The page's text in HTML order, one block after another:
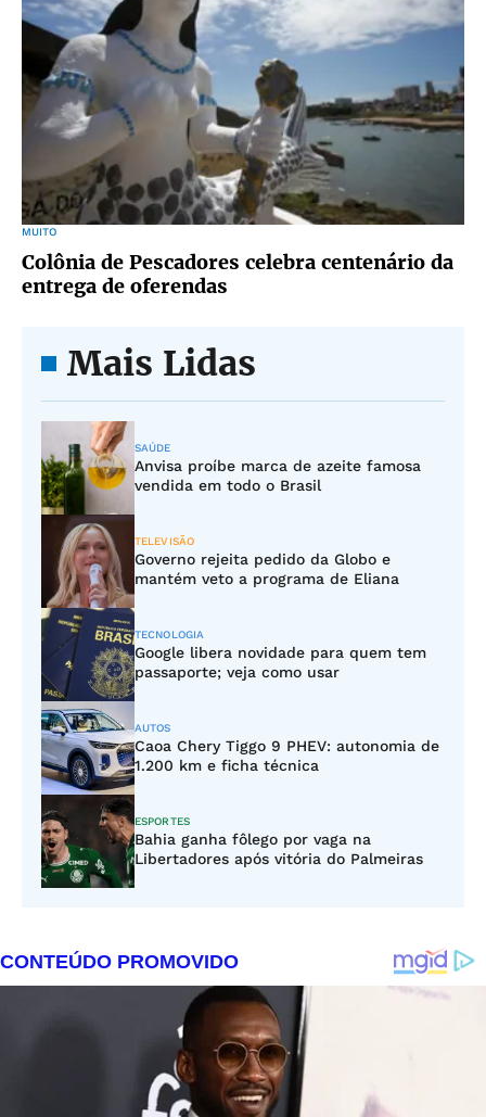
MUITO
Colônia de Pescadores celebra centenário da
entrega de oferendas
Mais Lidas
SAÚDE
Anvisa proíbe marca de azeite famosa
vendida em todo o Brasil
TELEVISÃO
Governo rejeita pedido da Globo e
mantém veto a programa de Eliana
TECNOLOGIA
Google libera novidade para quem tem
passaporte; veja como usar
AUTOS
Caoa Chery Tiggo 9 PHEV: autonomia de
1.200 km e ficha técnica
ESPORTES
Bahia ganha fôlego por vaga na
Libertadores após vitória do Palmeiras